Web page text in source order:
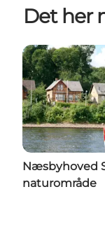
Det her
Næsbyhoved
naturområde